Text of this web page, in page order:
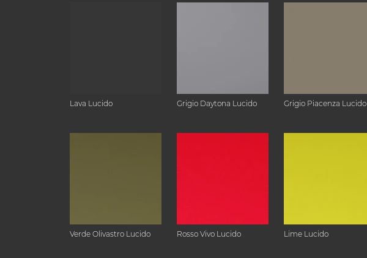
Lava Lucido Grigio Daytona Lucido Grigio Piacenza Lucido
Verde Olivastro Lucido Rosso Vivo Lucido Lime Lucido